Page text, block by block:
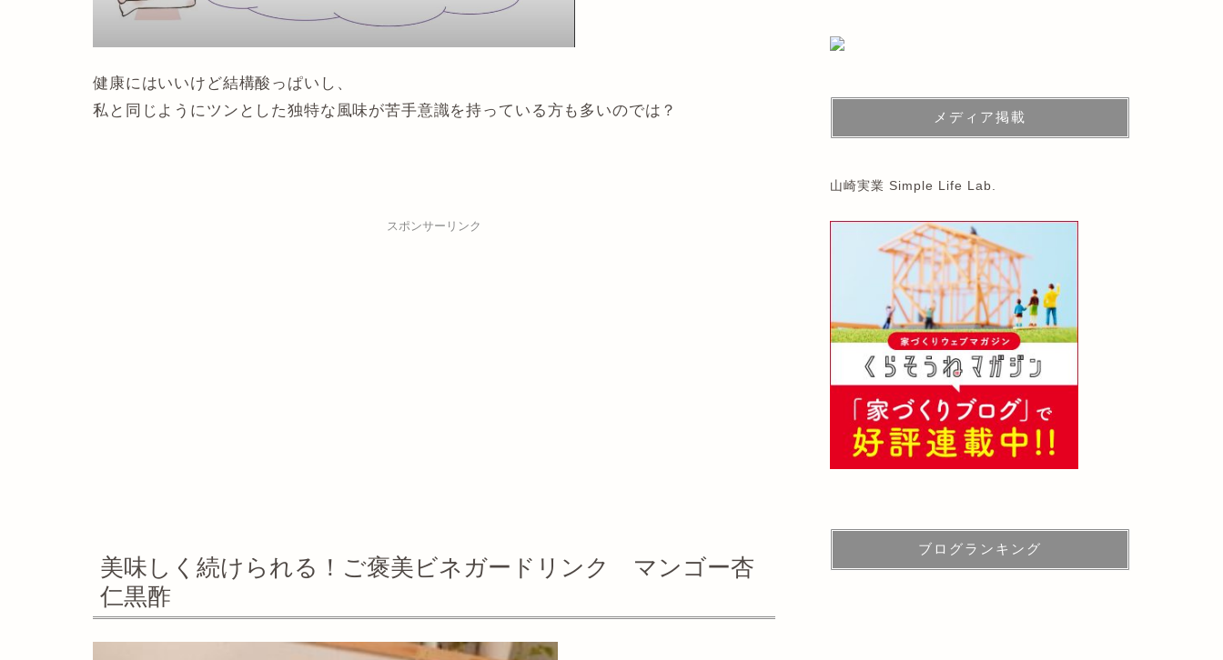
健康にはいいけど結構酸っぱいし、
私と同じようにツンとした独特な風味が苦手意識を持っている方も多いのでは？
スポンサーリンク
美味しく続けられる！ご褒美ビネガードリンク マンゴー杏
仁黒酢
メディア掲載
山崎実業 Simple Life Lab.
ブログランキング